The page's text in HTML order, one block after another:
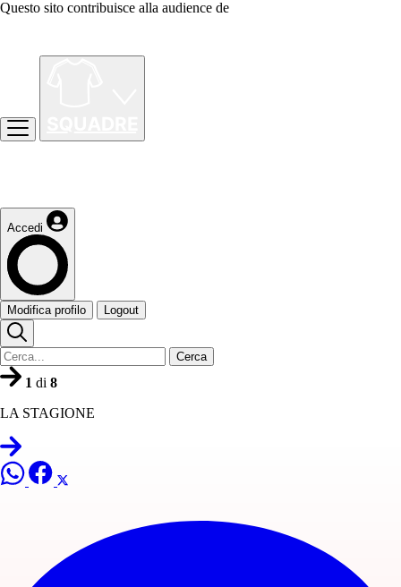
Questo sito contribuisce alla audience de
Accedi
Modifica profilo Logout
Cerca
1 di 8
LA STAGIONE